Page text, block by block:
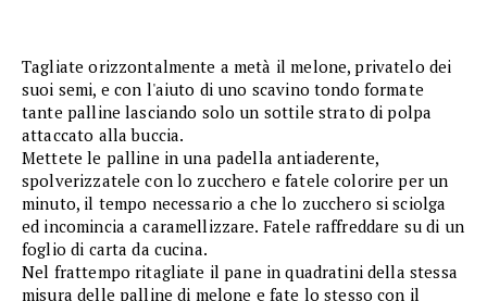
Tagliate orizzontalmente a metà il melone, privatelo dei
suoi semi, e con l'aiuto di uno scavino tondo formate
tante palline lasciando solo un sottile strato di polpa
attaccato alla buccia.
Mettete le palline in una padella antiaderente,
spolverizzatele con lo zucchero e fatele colorire per un
minuto, il tempo necessario a che lo zucchero si sciolga
ed incomincia a caramellizzare. Fatele raffreddare su di un
foglio di carta da cucina.
Nel frattempo ritagliate il pane in quadratini della stessa
misura delle palline di melone e fate lo stesso con il